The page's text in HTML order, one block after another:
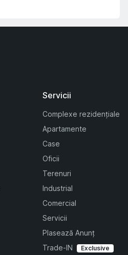
Servicii
Complexe rezidențiale
Apartamente
Case
Oficii
Terenuri
Industrial
Comercial
Servicii
Plasează Anunț
Trade-IN
Exclusive